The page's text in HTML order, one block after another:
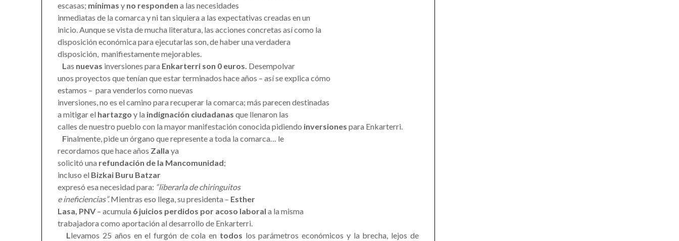
escasas; mínimas y no respondena las necesidades
inmediatas de la comarca y ni tan siquiera a las expectativas creadas en un
inicio. Aunque se vista de mucha literatura, las acciones concretas así como la
disposición económica para ejecutarlas son, de haber una verdadera
disposición, manifiestamente mejorables.
Las nuevas inversiones para Enkarterri son 0 euros. Desempolvar
unos proyectos que tenían que estar terminados hace años – así se explica cómo
estamos – para venderlos como nuevas
inversiones, no es el camino para recuperar la comarca; más parecen destinadas
a mitigar el hartazgo y la indignación ciudadanas que llenaron las
calles de nuestro pueblo con la mayor manifestación conocida pidiendo inversiones para Enkarterri.
Finalmente, pide un órgano que represente a toda la comarca… le
recordamos que hace años Zallaya
solicitó una refundación de la Mancomunidad;
incluso el Bizkai Buru Batzar
expresó esa necesidad para: “liberarla de chiringuitos
e ineficiencias”.Mientras eso llega, su presidenta – Esther
Lasa, PNV – acumula 6 juicios perdidos por acoso laborala la misma
trabajadora como aportación al desarrollo de Enkarterri.
Llevamos 25 años en el furgón de cola en todos los parámetros económicos y la brecha, lejos de